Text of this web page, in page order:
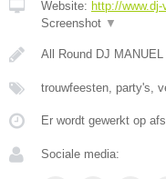
Website: http://
Screenshot ▼
All Round DJ MANUEL
trouwfeesten, party's,
Er wordt gewerkt op
Sociale media: